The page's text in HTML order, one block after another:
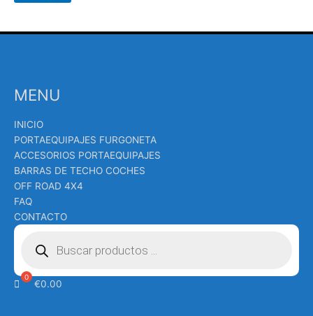
MENU
INICIO
PORTAEQUIPAJES FURGONETA
ACCESORIOS PORTAEQUIPAJES
BARRAS DE TECHO COCHES
OFF ROAD 4X4
FAQ
CONTACTO
Búsqueda
productos
€0.00